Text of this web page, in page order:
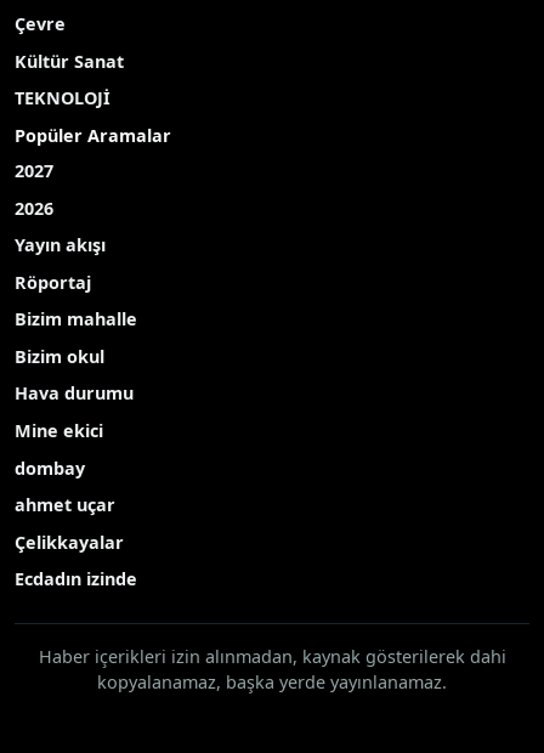
Çevre
Kültür Sanat
TEKNOLOJİ
Popüler Aramalar
2027
2026
Yayın akışı
Röportaj
Bizim mahalle
Bizim okul
Hava durumu
Mine ekici
dombay
ahmet uçar
Çelikkayalar
Ecdadın izinde
Haber içerikleri izin alınmadan, kaynak gösterilerek dahi
kopyalanamaz, başka yerde yayınlanamaz.